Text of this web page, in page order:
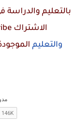
بالتعليم
الاشتراك
والتعليم